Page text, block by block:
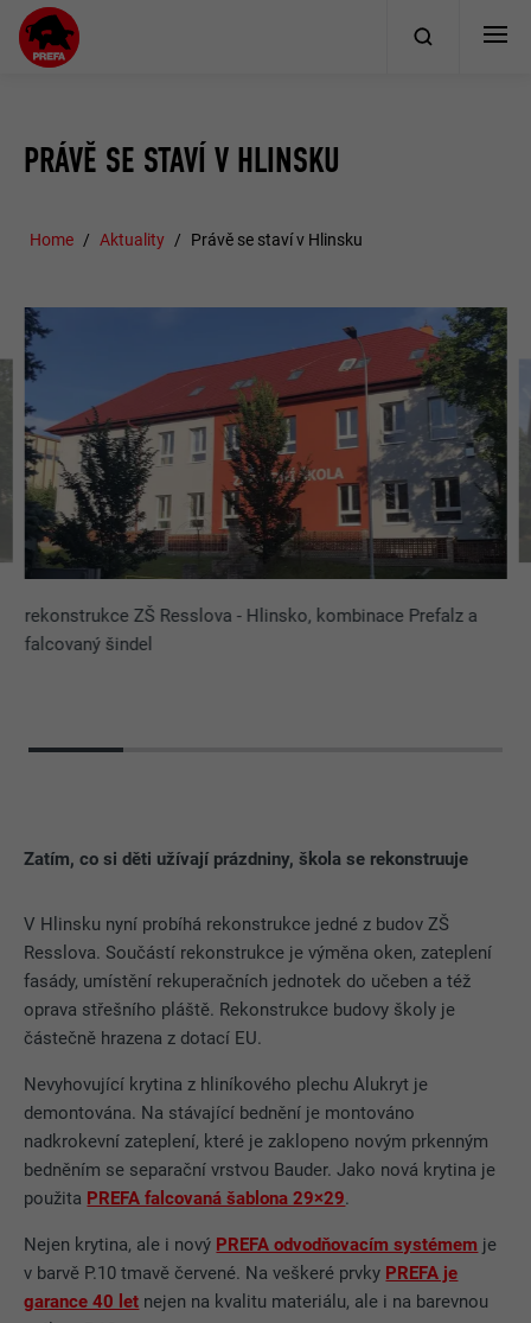
PRÁVĚ SE STAVÍ V HLINSKU
Home Aktuality Právě se staví v Hlinsku
rekonstrukce ZŠ Resslova - Hlinsko, kombinace Prefalz a
falcovaný šindel
Zatím, co si děti užívají prázdniny, škola se rekonstruuje
V Hlinsku nyní probíhá rekonstrukce jedné z budov ZŠ
Resslova. Součástí rekonstrukce je výměna oken, zateplení
fasády, umístění rekuperačních jednotek do učeben a též
oprava střešního pláště. Rekonstrukce budovy školy je
částečně hrazena z dotací EU.
Nevyhovující krytina z hliníkového plechu Alukryt je
demontována. Na stávající bednění je montováno
nadkrokevní zateplení, které je zaklopeno novým prkenným
bedněním se separační vrstvou Bauder. Jako nová krytina je
použita PREFA falcovaná šablona 29×29.
Nejen krytina, ale i nový PREFA odvodňovacím systémem je
v barvě P.10 tmavě červené. Na veškeré prvky PREFA je
garance 40 let nejen na kvalitu materiálu, ale i na barevnou